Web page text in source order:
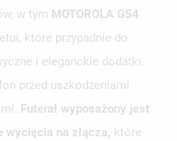
w tym MOTOROLA G54
które przypadnie do
i eleganckie dodatki.
przed uszkodzeniami
Futerał wyposażony jest
na złącza, które